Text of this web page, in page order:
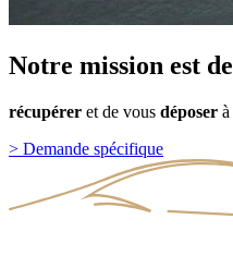
Notre mission est de
récupérer et de vous déposer à
> Demande spécifique